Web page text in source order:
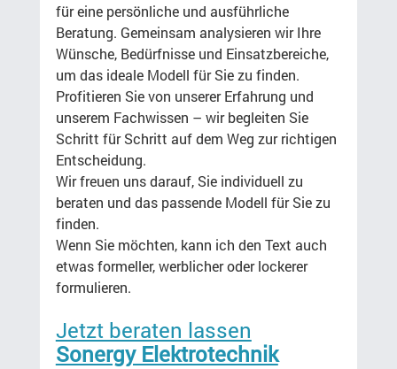
für eine persönliche und ausführliche
Beratung. Gemeinsam analysieren wir Ihre
Wünsche, Bedürfnisse und Einsatzbereiche,
um das ideale Modell für Sie zu finden.
Profitieren Sie von unserer Erfahrung und
unserem Fachwissen – wir begleiten Sie
Schritt für Schritt auf dem Weg zur richtigen
Entscheidung.
Wir freuen uns darauf, Sie individuell zu
beraten und das passende Modell für Sie zu
finden.
Wenn Sie möchten, kann ich den Text auch
etwas formeller, werblicher oder lockerer
formulieren.
Jetzt beraten lassen
Sonergy Elektrotechnik